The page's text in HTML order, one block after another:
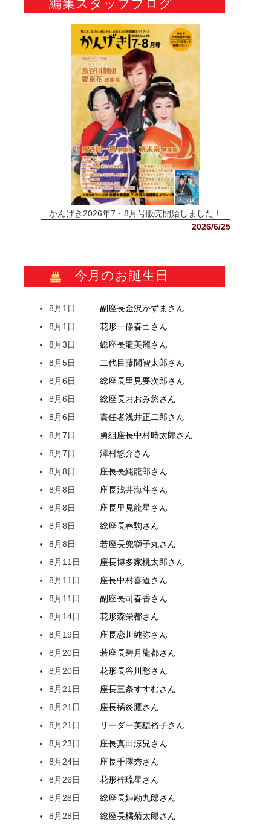
編集スタッフブログ
かんげき2026年7・8月号販売開始しました！
2026/6/25
今月のお誕生日
8月1日 副座長金沢かずま さん
8月1日
花形一條春己さん
8月3日
総座長龍美麗さん
8月5日
二代目藤間智太郎さん
8月6日
総座長里見要次郎さん
8月6日
総座長おおみ悠さん
8月6日
責任者浅井正二郎さん
8月7日
勇組座長中村時太郎さん
8月7日
澤村悠介さん
8月8日
座長長縄龍郎さん
8月8日
座長浅井海斗さん
8月8日
座長里見龍星さん
8月8日
総座長春駒さん
8月8日
若座長兜獅子丸さん
8月11日
座長博多家桃太郎さん
8月11日
座長中村喜道さん
8月11日
副座長司春香さん
8月14日
花形森栄都さん
8月19日
座長恋川純弥さん
8月20日
若座長碧月龍都さん
8月20日
花形長谷川愁さん
8月21日
座長三条すすむさん
8月21日
座長橘炎鷹さん
8月21日
リーダー美穂裕子さん
8月23日
座長真田涼兒さん
8月24日
座長千澤秀さん
8月26日
花形梓琉星さん
8月28日
総座長姫勘九郎さん
8月28日
総座長橘菊太郎さん